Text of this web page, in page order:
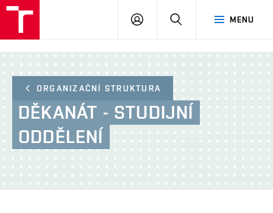
MENU
PŘIHLÁSIT
ORGANIZAČNÍ STRUKTURA
DĚKANÁT - STUDIJNÍ
ODDĚLENÍ